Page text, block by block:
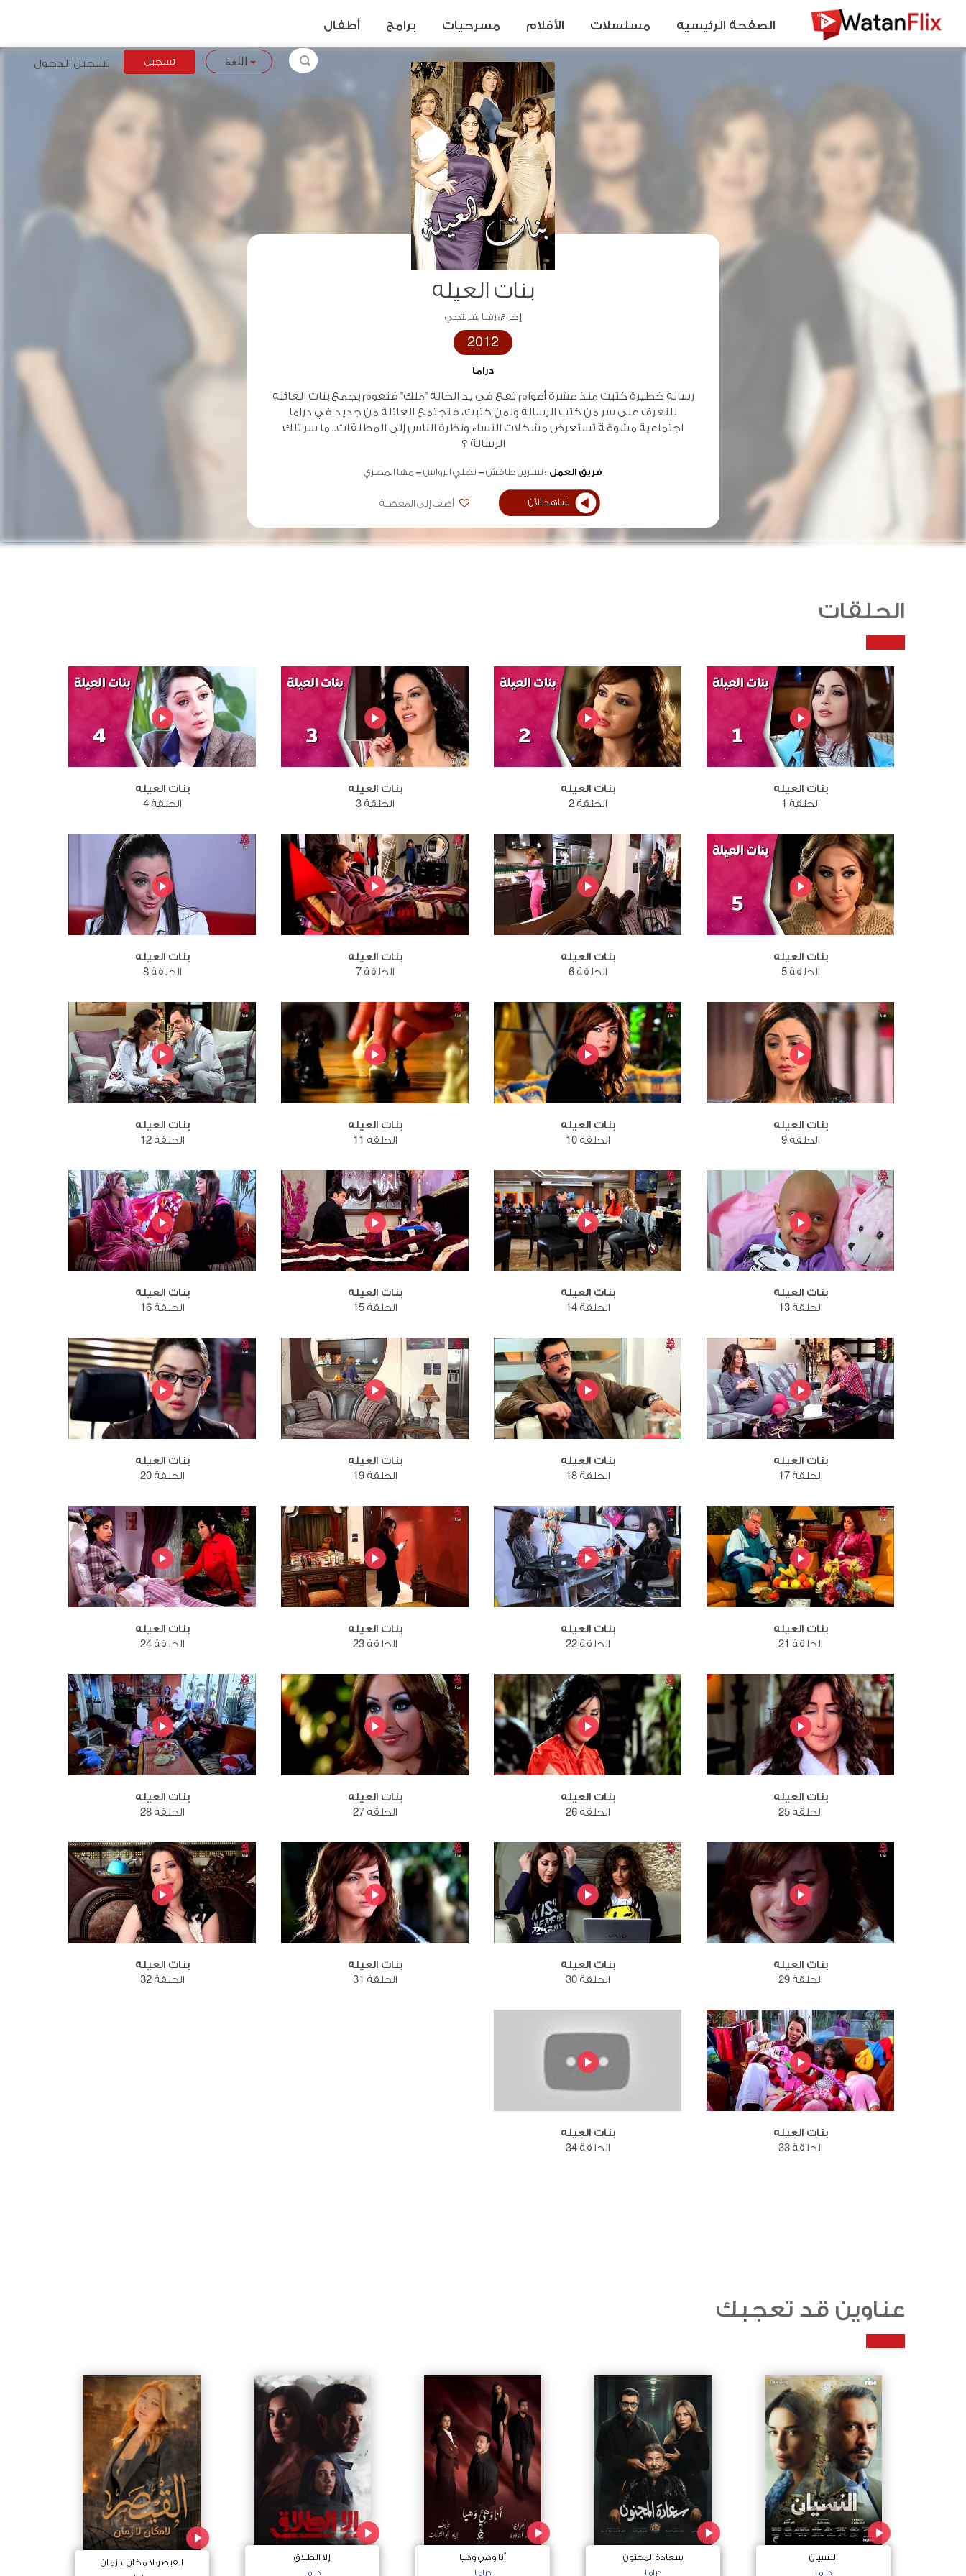
بنات العيله
إخراج :رشا شربتجي
2012
دراما
رسالة خطيرة كتبت منذ عشرة أعوام تقع في يد الخالة "ملك" فتقوم بجمع بنات العائلة
للتعرف على سر من كتب الرسالة ولمن كتبت، فتجتمع العائلة من جديد في دراما
اجتماعية مشوقة تستعرض مشكلات النساء ونظرة الناس إلى المطلقات.. ما سر تلك
الرسالة ؟
فريق العمل :نسرين طافش نظلي الرواس مها المصري
شاهد الآن أضف إلى المفضلة
الحلقات
بنات العيله
الحلقة 1
بنات العيله
الحلقة 2
بنات العيله
الحلقة 3
بنات العيله
الحلقة 4
بنات العيله
الحلقة 5
بنات العيله
الحلقة 6
بنات العيله
الحلقة 7
بنات العيله
الحلقة 8
بنات العيله
الحلقة 9
بنات العيله
الحلقة 10
بنات العيله
الحلقة 11
بنات العيله
الحلقة 12
بنات العيله
الحلقة 13
بنات العيله
الحلقة 14
بنات العيله
الحلقة 15
بنات العيله
الحلقة 16
بنات العيله
الحلقة 17
بنات العيله
الحلقة 18
بنات العيله
الحلقة 19
بنات العيله
الحلقة 20
بنات العيله
الحلقة 21
بنات العيله
الحلقة 22
بنات العيله
الحلقة 23
بنات العيله
الحلقة 24
بنات العيله
الحلقة 25
بنات العيله
الحلقة 26
بنات العيله
الحلقة 27
بنات العيله
الحلقة 28
بنات العيله
الحلقة 29
بنات العيله
الحلقة 30
بنات العيله
الحلقة 31
بنات العيله
الحلقة 32
بنات العيله
الحلقة 33
بنات العيله
الحلقة 34
عناوين قد تعجبك
النسيان
دراما
سعادة المجنون
دراما
أنا وهي وهيا
دراما
إلا الطلاق
دراما
القيصر: لا مكان لا زمان
الصفحة الرئيسيه مسلسلات الأفلام مسرحيات برامج أطفال
اللغة تسجيل تسجيل الدخول